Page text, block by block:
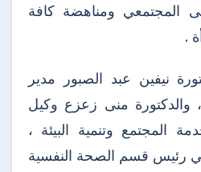
المجتمعي ومناهضة كافة
.
نيفين عبد الصبور مدير
والدكتورة منى زعزع وكيل
المجتمع وتنمية البيئة ،
رئيس قسم الصحة النفسية